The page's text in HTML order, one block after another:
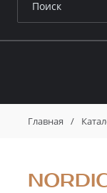
Главная /